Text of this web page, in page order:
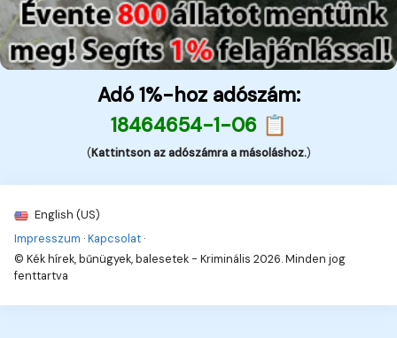
Adó 1%-hoz adószám:
18464654-1-06 📋
(Kattintson az adószámra a másoláshoz.)
English (US)
Impresszum ·Kapcsolat ·
© Kék hírek, bűnügyek, balesetek - Kriminális 2026. Minden jog
fenttartva